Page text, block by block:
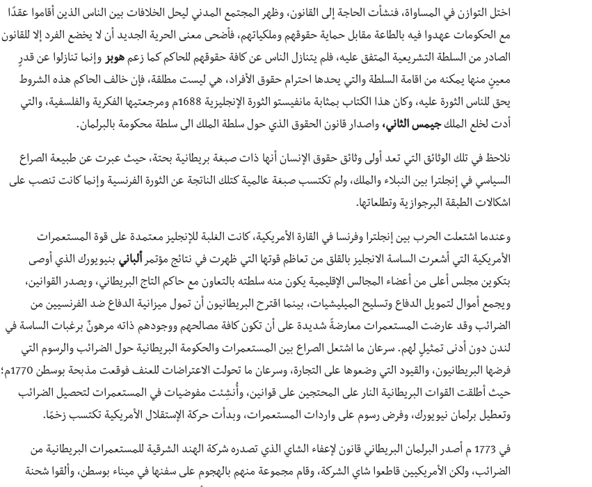
اختل التوازن في المساواة، فنشأت الحاجة إلى القانون، وظهر المجتمع المدني ليحل الخلافات بين الناس الذين أقاموا عقدًا
مع الحكومات عهدوا فيه بالطاعة مقابل حماية حقوقهم وملكياتهم، فأضحى معنى الحرية الجديد أن لا يخضع الفرد إلا للقانون
الصادر من السلطة التشريعية المتفق عليه، فلم يتنازل الناس عن كافة حقوقهم للحاكم كما زعم هوبز وإنما تنازلوا عن قدرٍ
معينٍ منها يمكنه من اقامة السلطة والتي يحدها احترام حقوق الأفراد، هي ليست مطلقة، فإن خالف الحاكم هذه الشروط
يحق للناس الثورة عليه، وكان هذا الكتاب بمثابة مانفيستو الثورة الإنجليزية 1688م ومرجعتيها الفكرية والفلسفية، والتي
أدت لخلع الملكجيمس الثاني، واصدار قانون الحقوق الذي حول سلطة الملك الى سلطة محكومة بالبرلمان.
نلاحظ في تلك الوثائق التي تعد أولى وثائق حقوق الإنسان أنها ذات صبغة بريطانية بحتة، حيث عبرت عن طبيعة الصراع
السياسي في إنجلترا بين النبلاء والملك، ولم تكتسب صبغة عالمية كتلك الناتجة عن الثورة الفرنسية وإنما كانت تنصب على
اشكالات الطبقة البرجوازية وتطلعاتها.
وعندما اشتعلت الحرب بين إنجلترا وفرنسا في القارة الأمريكية، كانت الغلبة للإنجليز معتمدة على قوة المستعمرات
الأمريكية التي أشعرت الساسة الانجليز بالقلق من تعاظم قوتها التي ظهرت في نتائج مؤتمر ألباني بنيويورك الذي أوصى
بتكوين مجلس أعلى من أعضاء المجالس الإقليمية يكون منه سلطته بالتعاون مع حاكم التاج البريطاني، ويصدر القوانين،
ويجمع أموال لتمويل الدفاع وتسليح الميليشيات، بينما اقترح البريطانيون أن تمول ميزانية الدفاع ضد الفرنسيين من
الضرائب وقد عارضت المستعمرات معارضةً شديدة على أن تكون كافة مصالحهم ووجودهم ذاته مرهونٌ برغبات الساسة في
لندن دون أدنى تمثيلٍ لهم. سرعان ما اشتعل الصراع بين المستعمرات والحكومة البريطانية حول الضرائب والرسوم التي
فرضها البريطانيون، والقيود التي وضعوها على التجارة، وسرعان ما تحولت الاعتراضات للعنف فوقعت مذبحة بوسطن 1770م؛
حيث أطلقت القوات البريطانية النار على المحتجين على قوانين، وأُنشِئت مفوضيات في المستعمرات لتحصيل الضرائب
وتعطيل برلمان نيويورك، وفرض رسوم على واردات المستعمرات، وبدأت حركة الإستقلال الأمريكية تكتسب زخمًا.
في 1773 م أصدر البرلمان البريطاني قانون لإعفاء الشاي الذي تصدره شركة الهند الشرقية للمستعمرات البريطانية من
الضرائب، ولكن الأمريكيين قاطعوا شاي الشركة، وقام مجموعة منهم بالهجوم على سفنها في ميناء بوسطن، وألقوا شحنة